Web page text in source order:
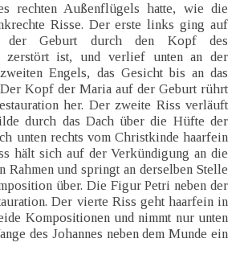
rechten Außenflügels hatte, wie die
Risse. Der erste links ging auf
der Geburt durch den Kopf des
zerstört ist, und verlief unten an der
Engels, das Gesicht bis an das
Kopf der Maria auf der Geburt rührt
her. Der zweite Riss verläuft
durch das Dach über die Hüfte der
unten rechts vom Christkinde haarfein
hält sich auf der Verkündigung an die
Rahmen und springt an derselben Stelle
über. Die Figur Petri neben der
Der vierte Riss geht haarfein in
Kompositionen und nimmt nur unten
des Johannes neben dem Munde ein